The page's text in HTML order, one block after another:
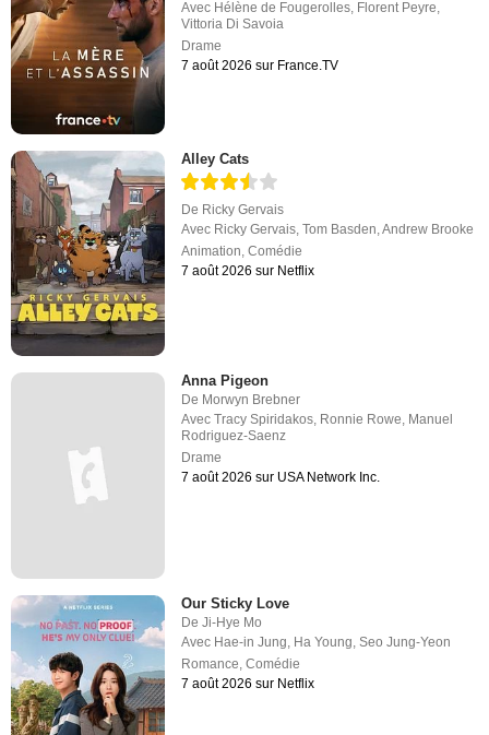
Avec Hélène de Fougerolles Florent Peyre
Vittoria Di Savoia
Drame
7 août 2026 sur France.TV
Alley Cats
De Ricky Gervais
Avec Ricky Gervais,Tom Basden,Andrew Brooke
Animation,Comédie
7 août 2026 sur Netflix
Anna Pigeon
De Morwyn Brebner
AvecTracy Spiridakos, Ronnie Rowe, Manuel
Rodriguez-Saenz
Drame
7 août 2026 sur USA Network Inc.
Our Sticky Love
DeJi-Hye Mo
Avec Hae-in Jung Ha Young ,Seo Jung-Yeon
Romance ,Comédie
7 août 2026 sur Netflix